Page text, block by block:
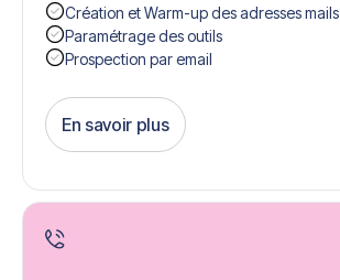
Création et Warm-up des adresses mails
Paramétrage des outils
Prospection par email
En savoir plus
Get Started